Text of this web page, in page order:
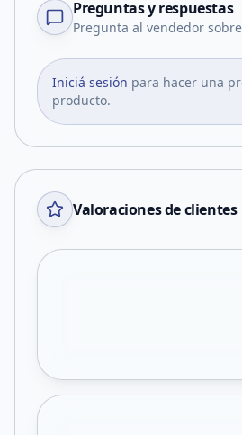
Preguntas y respuestas
Pregunta al vendedor
Iniciá sesión para hacer una
producto.
Valoraciones de clientes